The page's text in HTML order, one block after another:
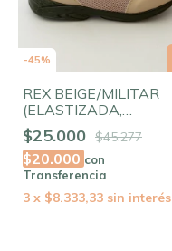
-45%
REX BEIGE/MILITAR
(ELASTIZADA,
FLEXIBLE)
$25.000 $45.277
$20.000 con
Transferencia
3 x $8.333,33 sin interés